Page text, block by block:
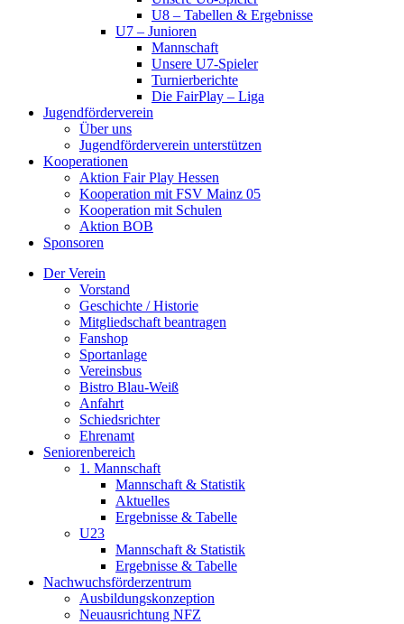
U8 – Tabellen & Ergebnisse
U7 – Junioren
Mannschaft
Unsere U7-Spieler
Turnierberichte
Die FairPlay – Liga
Jugendförderverein
Über uns
Jugendförderverein unterstützen
Kooperationen
Aktion Fair Play Hessen
Kooperation mit FSV Mainz 05
Kooperation mit Schulen
Aktion BOB
Sponsoren
Der Verein
Vorstand
Geschichte / Historie
Mitgliedschaft beantragen
Fanshop
Sportanlage
Vereinsbus
Bistro Blau-Weiß
Anfahrt
Schiedsrichter
Ehrenamt
Seniorenbereich
1. Mannschaft
Mannschaft & Statistik
Aktuelles
Ergebnisse & Tabelle
U23
Mannschaft & Statistik
Ergebnisse & Tabelle
Nachwuchsförderzentrum
Ausbildungskonzeption
Neuausrichtung NFZ